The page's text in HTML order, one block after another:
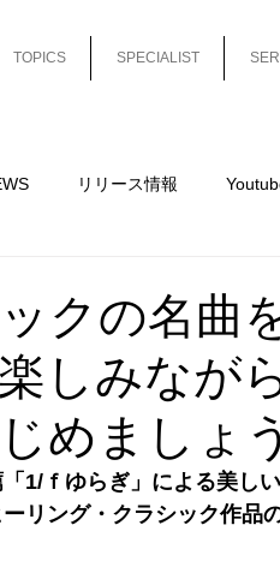
TOPICS SPECIALIST
リリース情報
column-short
クの名曲
しみなが
めましょ
1/ｆゆらぎ」による美し
リング・クラシック作品